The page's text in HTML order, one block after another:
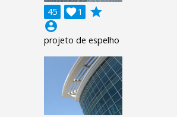
45 1

grade
account_circle
projeto de espelho